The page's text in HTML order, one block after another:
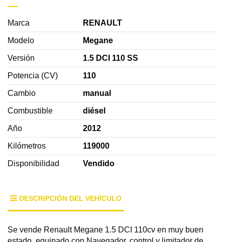
Marca RENAULT
Modelo Megane
Versión 1.5 DCI 110 SS
Potencia (CV) 110
Cambio manual
Combustible diésel
Año 2012
Kilómetros 119000
Disponibilidad Vendido
DESCRIPCIÓN DEL VEHÍCULO
Se vende Renault Megane 1.5 DCI 110cv en muy buen